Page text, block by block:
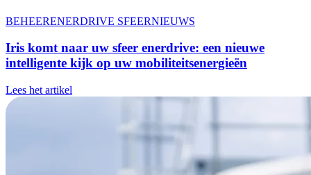
BEHEERENERDRIVE SFEERNIEUWS
Iris komt naar uw sfeer enerdrive: een nieuwe
intelligente kijk op uw mobiliteitsenergieën
Lees het artikel